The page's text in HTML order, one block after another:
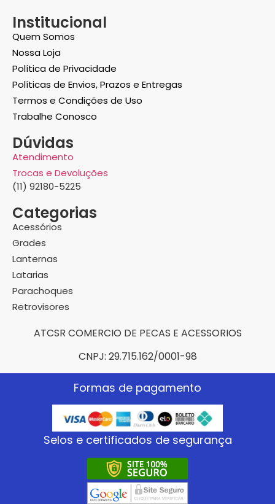
Institucional
Quem Somos
Nossa Loja
Política de Privacidade
Políticas de Envios, Prazos e Entregas
Termos e Condições de Uso
Trabalhe Conosco
Dúvidas
Atendimento
Trocas e Devoluções
(11) 92180-5225
Categorias
Acessórios
Grades
Lanternas
Latarias
Parachoques
Retrovisores
ATCSR COMERCIO DE PECAS E ACESSORIOS
CNPJ: 29.715.162/0001-98
Formas de pagamento
Selos e certificados de segurança